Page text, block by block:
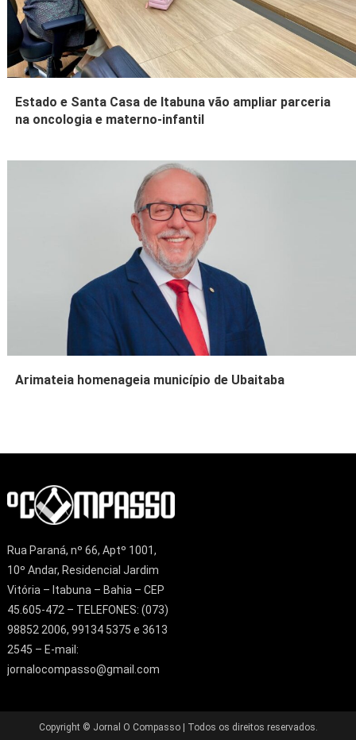
Estado e Santa Casa de Itabuna vão ampliar parceria
na oncologia e materno-infantil
Arimateia homenageia município de Ubaitaba
Rua Paraná, nº 66, Aptº 1001,
10º Andar, Residencial Jardim
Vitória – Itabuna – Bahia – CEP
45.605-472 – TELEFONES: (073)
98852 2006, 99134 5375 e 3613
2545 – E-mail:
jornalocompasso@gmail.com
Copyright © Jornal O Compasso | Todos os direitos reservados.